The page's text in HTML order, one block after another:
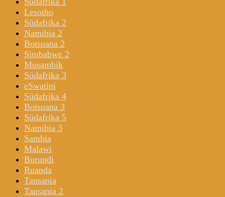
Lesotho
Südafrika 2
Namibia 2
Botsuana 2
Simbabwe 2
Mosambik
Südafrika 3
eSwatini
Südafrika 4
Botsuana 3
Südafrika 5
Namibia 3
Sambia
Malawi
Burundi
Ruanda
Tansania
Tansania 2